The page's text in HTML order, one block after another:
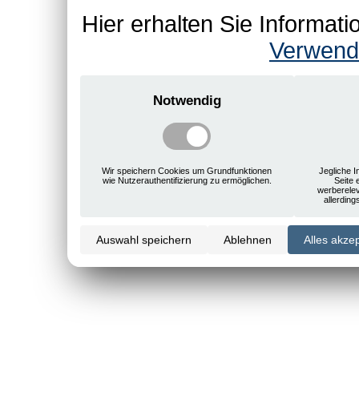
Hier erhalten Sie
Notwendig
Wir speichern Cookies um Grundfunktionen
wie Nutzerauthentifizierung zu ermöglichen.
Jegliche
Seite
Auswahl speichern Ablehnen Alles